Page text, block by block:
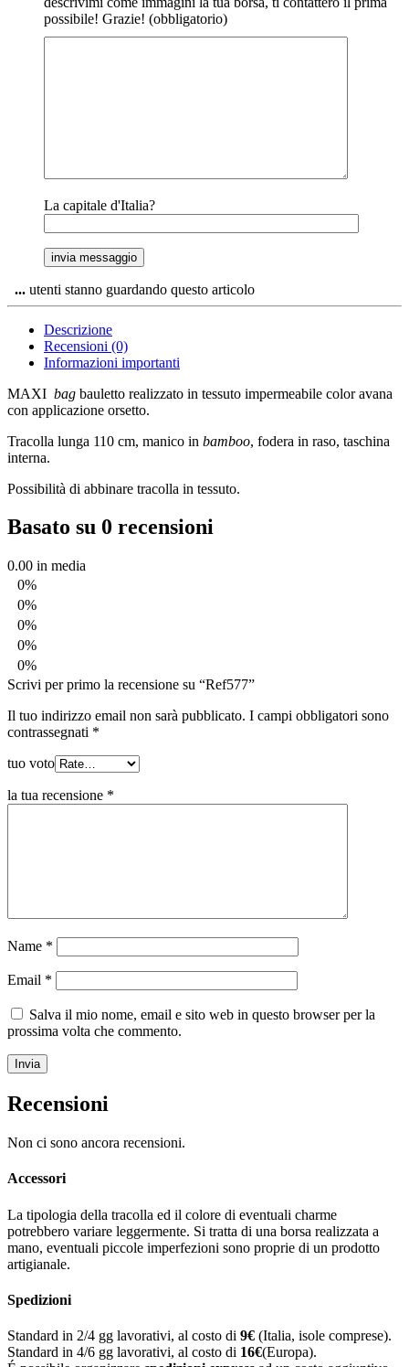
possibile! Grazie! (obbligatorio)
La capitale d'Italia?
... utenti stanno guardando questo articolo
Descrizione
Recensioni (0)
Informazioni importanti
MAXI bag bauletto realizzato in tessuto impermeabile color avana
con applicazione orsetto.
Tracolla lunga 110 cm, manico in bamboo, fodera in raso, taschina
interna.
Possibilità di abbinare tracolla in tessuto.
Basato su 0 recensioni
0.00 in media
0%
0%
0%
0%
0%
Scrivi per primo la recensione su “Ref577”
Il tuo indirizzo email non sarà pubblicato. I campi obbligatori sono
contrassegnati *
tuo voto
la tua recensione *
Name *
Email *
Salva il mio nome, email e sito web in questo browser per la
prossima volta che commento.
Recensioni
Non ci sono ancora recensioni.
Accessori
La tipologia della tracolla ed il colore di eventuali charme
potrebbero variare leggermente. Si tratta di una borsa realizzata a
mano, eventuali piccole imperfezioni sono proprie di un prodotto
artigianale.
Spedizioni
Standard in 2/4 gg lavorativi, al costo di 9€ (Italia, isole comprese).
Standard in 4/6 gg lavorativi, al costo di 16€(Europa).